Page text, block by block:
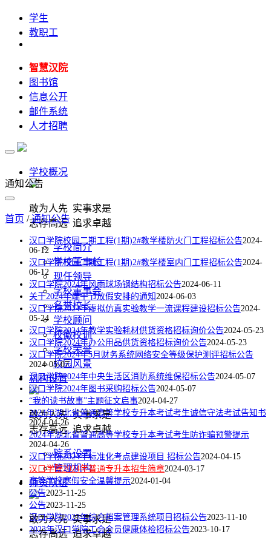
学生
教职工
智慧汉院
图书馆
信息公开
邮件系统
人才招聘
学校概况
敢为人先 实事求是
志存高远 追求卓越
学校简介
学校董事长
现任领导
学校董事会
名誉校长
学校顾问
校徽校训
学校荣誉
校园风景
机构设置
敢为人先 实事求是
志存高远 追求卓越
院系设置
管理机构
师资队伍
敢为人先 实事求是
志存高远 追求卓越
通知公告
首页 /通知公告
汉口学院校园二期工程(1期)2#教学楼防火门工程招标公告2024-
06-12
汉口学院校园二期工程(1期)2#教学楼室内门工程招标公告2024-
06-12
汉口学院2024年风雨球场钢结构招标公告2024-06-11
关于2024年端午节放假安排的通知2024-06-03
汉口学院2024年虚拟仿真实验教学一流课程建设招标公告2024-
05-24
汉口学院2024年教学实验耗材供货资格招标询价公告2024-05-23
汉口学院2024年办公用品供货资格招标询价公告2024-05-23
汉口学院2024年5月财务系统网络安全等级保护测评招标公告
2024-05-07
汉口学院2024年中央生活区消防系统维保招标公告2024-05-07
汉口学院2024年图书采购招标公告2024-05-07
“我的读书故事”主题征文启事2024-04-27
2024年湖北省普通高等学校专升本考试考生诚信守法考试告知书
2024-04-26
2024年湖北省普通高等学校专升本考试考生防诈骗预警提示
2024-04-26
汉口学院2024年标准化考点建设项目 招标公告2024-04-15
汉口学院2024年普通专升本招生简章2024-03-17
高等学校寒假安全温馨提示2024-01-04
公告2023-11-25
公告2023-11-25
汉口学院2023年综合档案管理系统项目招标公告2023-11-10
2023年汉口学院工会会员健康体检招标公告2023-10-17